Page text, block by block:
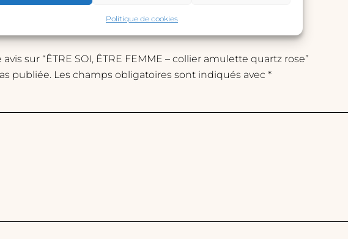
Politique de cookies
sur “ÊTRE SOI, ÊTRE FEMME – collier amulette quartz rose”
publiée. Les champs obligatoires sont indiqués avec *